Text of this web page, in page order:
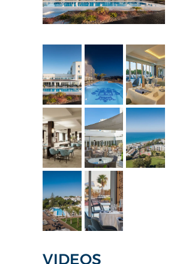
VIDEOS